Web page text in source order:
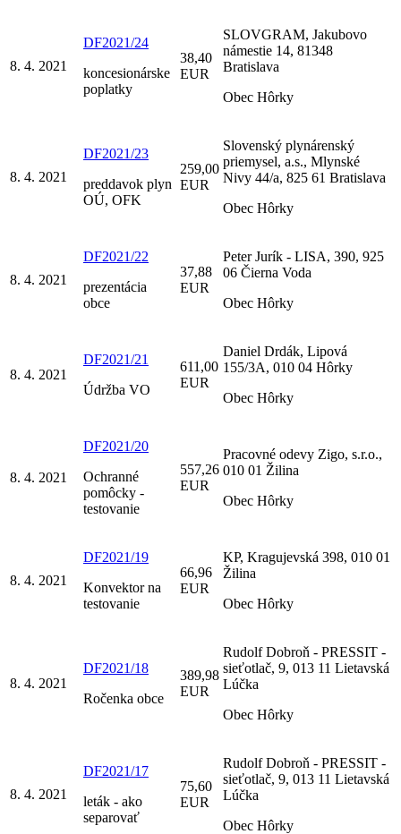
8. 4. 2021
DF2021/24
koncesionárske
poplatky
38,40
EUR
SLOVGRAM, Jakubovo
námestie 14, 81348
Bratislava
Obec Hôrky
8. 4. 2021
DF2021/23
preddavok plyn
OÚ, OFK
259,00
EUR
Slovenský plynárenský
priemysel, a.s., Mlynské
Nivy 44/a, 825 61 Bratislava
Obec Hôrky
8. 4. 2021
DF2021/22
prezentácia
obce
37,88
EUR
Peter Jurík - LISA, 390, 925
06 Čierna Voda
Obec Hôrky
8. 4. 2021
DF2021/21
Údržba VO
611,00
EUR
Daniel Drdák, Lipová
155/3A, 010 04 Hôrky
Obec Hôrky
8. 4. 2021
DF2021/20
Ochranné
pomôcky -
testovanie
557,26
EUR
Pracovné odevy Zigo, s.r.o.,
010 01 Žilina
Obec Hôrky
8. 4. 2021
DF2021/19
Konvektor na
testovanie
66,96
EUR
KP, Kragujevská 398, 010 01
Žilina
Obec Hôrky
8. 4. 2021
DF2021/18
Ročenka obce
389,98
EUR
Rudolf Dobroň - PRESSIT -
sieťotlač, 9, 013 11 Lietavská
Lúčka
Obec Hôrky
8. 4. 2021
DF2021/17
leták - ako
separovať
75,60
EUR
Rudolf Dobroň - PRESSIT -
sieťotlač, 9, 013 11 Lietavská
Lúčka
Obec Hôrky